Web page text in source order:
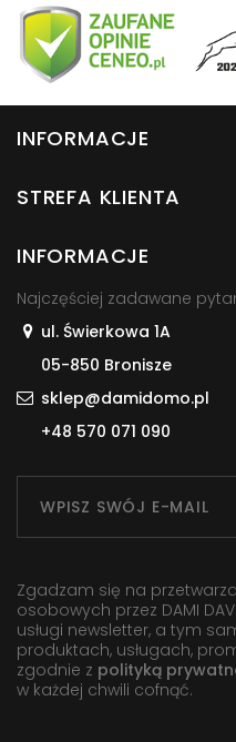
INFORMACJE
STREFA KLIENTA
INFORMACJE
Najczęściej zadawane
ul. Świerkowa 1A
05-850 Bronisze
sklep@damidomo.pl
+48 570 071 090
Zgadzam się na
osobowych przez DAMI
usługi newsletter, a tym
produktach, usługach,
zgodnie z polityką
w każdej chwili cofnąć.